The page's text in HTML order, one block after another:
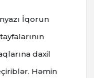
İqorun
daxil
Həmin